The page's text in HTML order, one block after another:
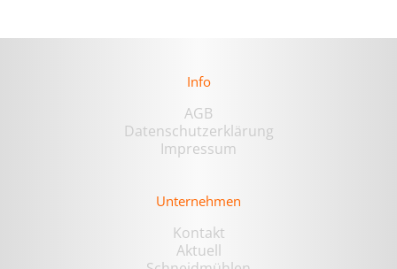
Info
AGB
Datenschutzerklärung
Impressum
Unternehmen
Kontakt
Aktuell